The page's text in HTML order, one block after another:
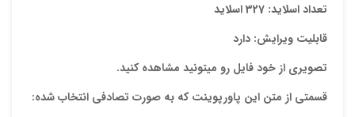
تعداد اسلاید: 327 اسلاید
قابلیت ویرایش: دارد
تصویری از خود فایل رو میتونید مشاهده کنید.
قسمتی از متن این پاورپوینت که به صورت تصادفی انتخاب شده: